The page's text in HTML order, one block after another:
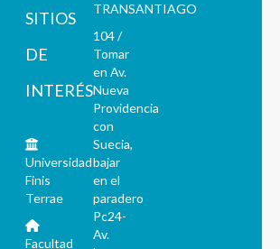
SITIOS
DE
INTERÉS
Universidad
Finis
Terrae
Facultad
TRANSANTIAGO
104 /
Tomar
en Av.
Nueva
Providencia
con
Suecia,
bajar
en el
paradero
Pc24-
Av.